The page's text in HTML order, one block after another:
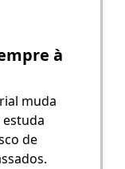
à
muda
estuda
de